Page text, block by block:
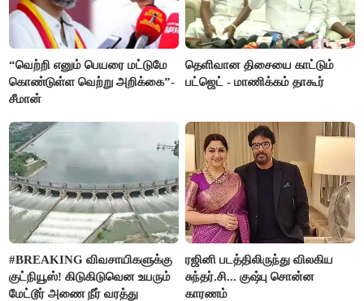
“வெற்றி எனும் பெயரை மட்டுமே
கொண்டுள்ள வெற்று அறிக்கை”-
சீமான்
தெளிவான திசையை காட்டும்
பட்ஜெட் - மாணிக்கம் தாகூர்
#BREAKING விவசாயிகளுக்கு
குட்நியூஸ்! கிடுகிடுவென உயரும்
மேட்டூர் அணை நீர் வரத்து
ரஜினி படத்திலிருந்து விலகிய
சுந்தர்.சி... குஷ்பு சொன்ன
காரணம்